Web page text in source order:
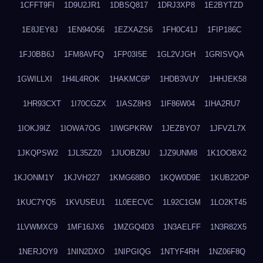
1CFFT9FI 1D9U2JR1 1DBSQ817 1DRJ3XP8 1E2BYTZD
1E8JEY8J 1EN94O56 1EZXAZS6 1FH0C41J 1FIP186C
1FJ0BB6J 1FM8AVFQ 1FP03I5E 1GL2VJGH 1GRISVQA
1GWILLXI 1H4L4ROK 1HAKMC6P 1HDB3VUY 1HHJEK58
1HR93CXT 1I70CGZX 1IASZ8H3 1IF86W04 1IHA2RU7
1IOKJ9IZ 1IOWA7OG 1IWGPKRW 1JEZBYO7 1JFVZL7X
1JKQPSW2 1JL35ZZ0 1JUOBZ9U 1JZ9UNM8 1K1OOBX2
1KJONM1Y 1KJVH227 1KMG68BO 1KQW0D9E 1KUB22OP
1KUC7YQ5 1KVUSEU1 1L0EECVC 1L92C1GM 1LO2KT45
1LVWMXC9 1MF16JX6 1MZGQ4D3 1N3AELFF 1N3R82X5
1NERJOY9 1NIN2DXO 1NIPGIQG 1NTYF4RH 1NZ06F8Q